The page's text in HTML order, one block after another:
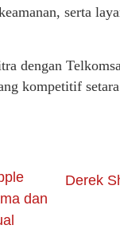
serta
dengan
kompetitif
dan
Derek